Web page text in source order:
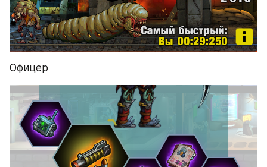
Офицер